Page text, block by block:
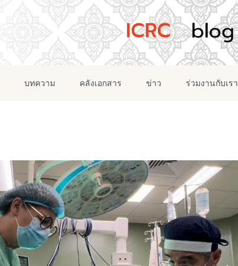
บทความ คลังเอกสาร ข่าว ร่วมงานกับเรา